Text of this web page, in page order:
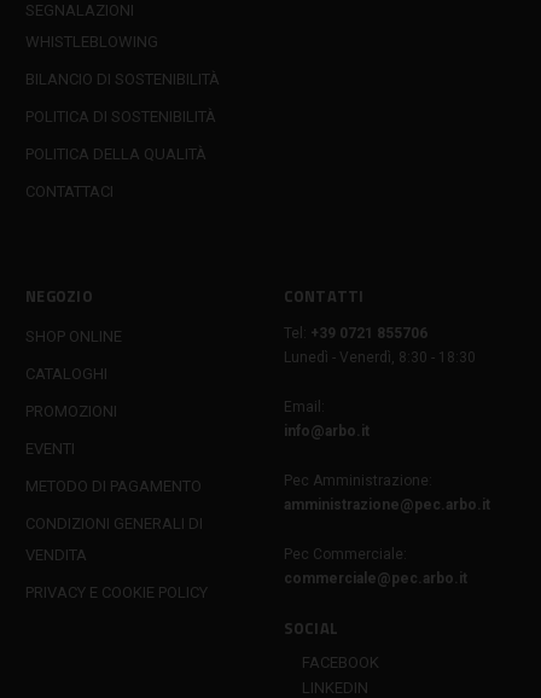
SEGNALAZIONI
WHISTLEBLOWING
BILANCIO DI SOSTENIBILITÀ
POLITICA DI SOSTENIBILITÀ
POLITICA DELLA QUALITÀ
CONTATTACI
NEGOZIO
SHOP ONLINE
CATALOGHI
PROMOZIONI
EVENTI
METODO DI PAGAMENTO
CONDIZIONI GENERALI DI
VENDITA
PRIVACY E COOKIE POLICY
CONTATTI
Tel:
+39 0721 855706
Lunedì - Venerdì, 8:30 - 18:30
Email:
info@arbo.it
Pec Amministrazione:
amministrazione@pec.arbo.it
Pec Commerciale:
commerciale@pec.arbo.it
SOCIAL
FACEBOOK
LINKEDIN